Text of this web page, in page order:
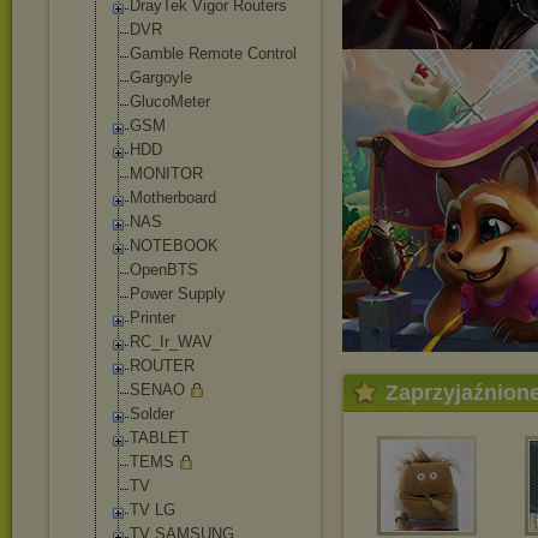
DrayTek Vigor Routers
DVR
Gamble Remote Control
Gargoyle
GlucoMeter
GSM
HDD
MONITOR
Motherboard
NAS
NOTEBOOK
OpenBTS
Power Supply
Printer
RC_Ir_WAV
ROUTER
SENAO
Solder
TABLET
TEMS
TV
TV LG
TV SAMSUNG